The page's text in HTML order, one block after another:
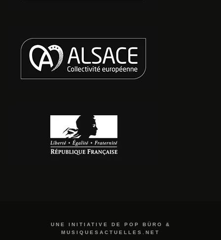
UNE INITIATIVE DE POP BÜRO &
MUSIQUESACTUELLES.NET